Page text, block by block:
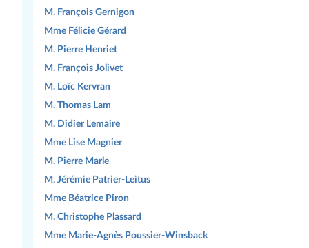
M. François Gernigon
Mme Félicie Gérard
M. Pierre Henriet
M. François Jolivet
M. Loïc Kervran
M. Thomas Lam
M. Didier Lemaire
Mme Lise Magnier
M. Pierre Marle
M. Jérémie Patrier-Leitus
Mme Béatrice Piron
M. Christophe Plassard
Mme Marie-Agnès Poussier-Winsback